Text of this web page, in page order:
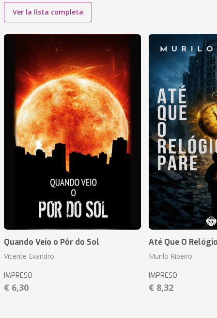
Ver la lista completa
Quando Veio o Pôr do Sol
Vicente Evandro
IMPRESO
€ 6,30
Até Que O
Murilo Ribeiro
IMPRESO
€ 8,32